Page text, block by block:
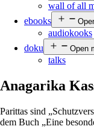
wall of all
ebooks
audiokooks
doku
Open
talks
Anagarika
Parittas sind
dem Buch „Eine